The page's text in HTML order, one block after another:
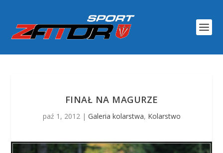
FINAŁ NA MAGURZE
paź 1, 2012| Galeria kolarstwa, Kolarstwo